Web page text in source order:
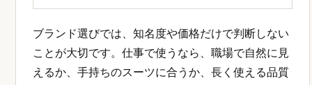
ブランド選びでは、知名度や価格だけで判断しない
ことが大切です。仕事で使うなら、職場で自然に見
えるか、手持ちのスーツに合うか、長く使える品質